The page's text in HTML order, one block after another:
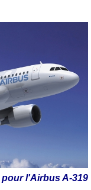
l'Airbus A-319